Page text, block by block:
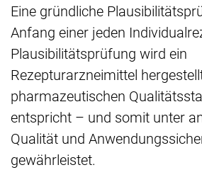
Eine gründliche
Anfang einer jeden
Plausibilitätsprüfung wird ein
Rezepturarzneimittel
pharmazeutischen
entspricht – und somit unter
Qualität und
gewährleistet.